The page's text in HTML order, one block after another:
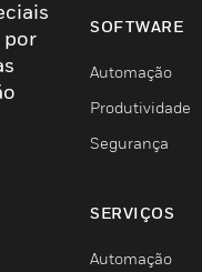
por
SOFTWARE
Automação
Produtividade
Segurança
SERVIÇOS
Automação